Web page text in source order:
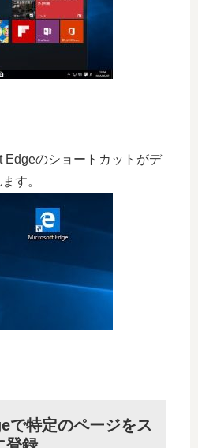
Edgeのショートカットがデ
す。
特定のページをス